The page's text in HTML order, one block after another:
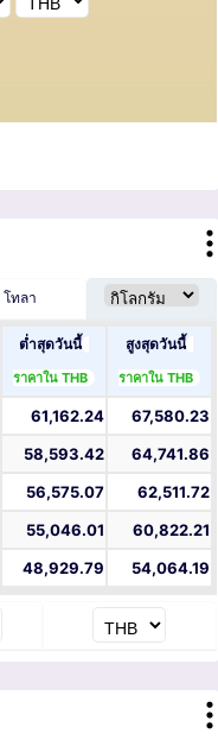
โทลา
ต่ำสุดวันนี้
ราคาใน THB
สูงสุดวันนี้
ราคาใน THB
61,162.24
67,580.23
58,593.42
64,741.86
56,575.07
62,511.72
55,046.01
60,822.21
48,929.79 54,064.19